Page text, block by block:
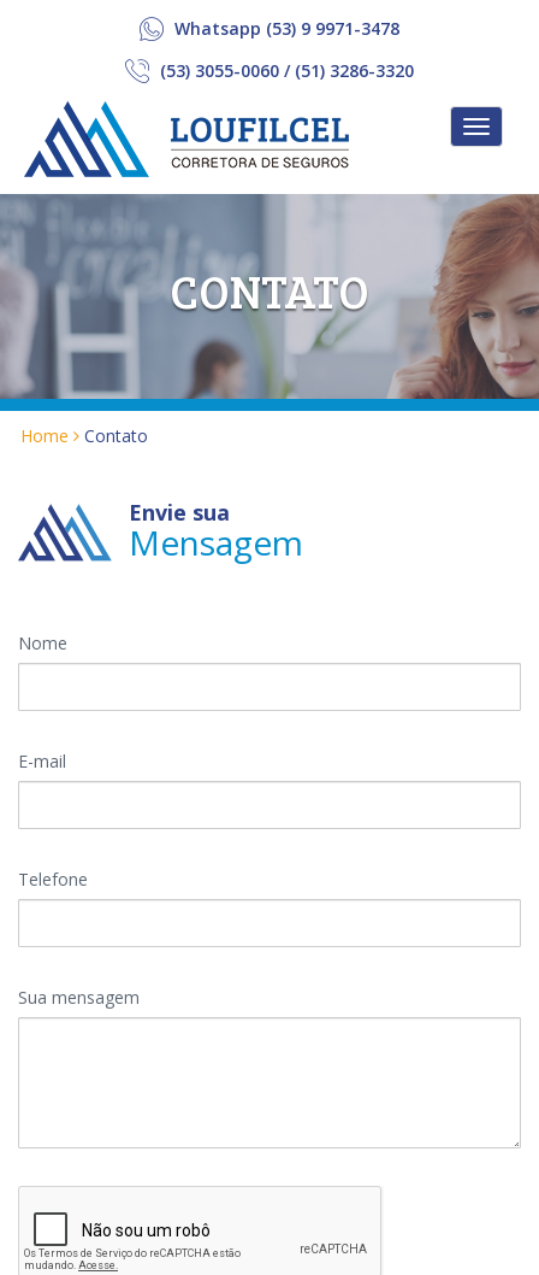
Whatsapp (53) 9 9971-3478
(53) 3055-0060 / (51) 3286-3320
Loufilcel
Corretora
de
Seguros
Menu
CONTATO
Home Contato
Envie sua
Mensagem
Nome
E-mail
Telefone
Sua mensagem